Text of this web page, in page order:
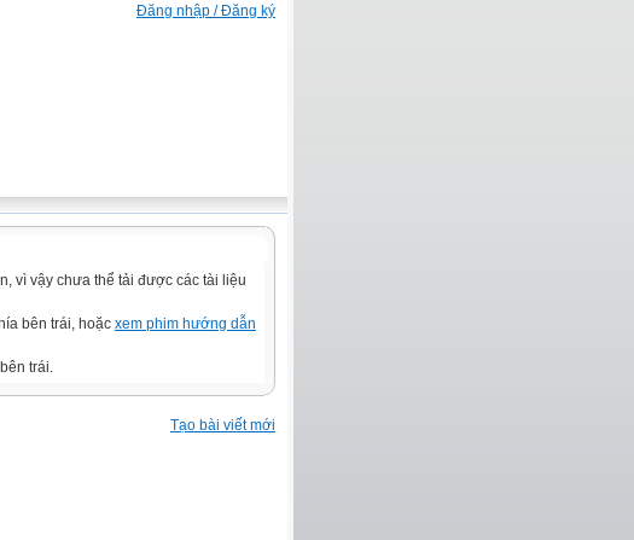
Đăng nhập / Đăng ký
vì vậy chưa thể tải được các tài liệu
bên trái, hoặc xem phim hướng dẫn
trái.
Tạo bài viết mới